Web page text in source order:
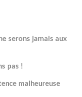
serons jamais aux
pas !
malheureuse